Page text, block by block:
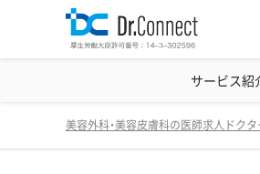
サービス紹
美容クリニック見学・研
美容外科・美容皮膚科の医師求人ドク
戻る